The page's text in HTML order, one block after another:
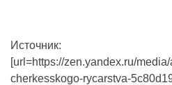
Источник:
[url=https://zen.yandex.ru/
cherkesskogo-rycarstva-